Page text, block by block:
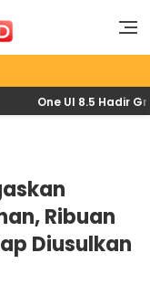
One UI 8.5 Hadir
Ribuan
Diusulkan